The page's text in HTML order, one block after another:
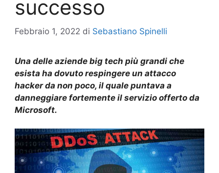
successo
Febbraio 1, 2022 di Sebastiano Spinelli
Una delle aziende big tech più grandi che
esista ha dovuto respingere un attacco
hacker da non poco, il quale puntava a
danneggiare fortemente il servizio offerto da
Microsoft.